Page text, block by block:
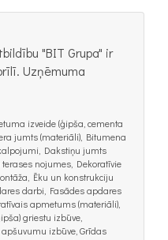
"BIT Grupa" ir
Uzņēmuma
izveide (ģipša, cementa
jumts (materiāli), Bitumena
Dakstiņu jumts
nojumes, Dekoratīvie
Ēku un konstrukciju
darbi, Fasādes apdares
apmetums (materiāli),
griestu izbūve,
izbūve, Grīdas